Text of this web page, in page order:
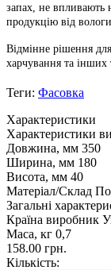
запах, не впливають
продукцію від
Відмінне рішення
харчування та інших
Теги: Фасовка
Характеристики
Характеристики
Довжина, мм 350
Ширина, мм 180
Висота, мм 40
Матеріал/Склад
Загальні
Країна виробник
Маса, кг 0,7
158.00 грн.
Кількість: